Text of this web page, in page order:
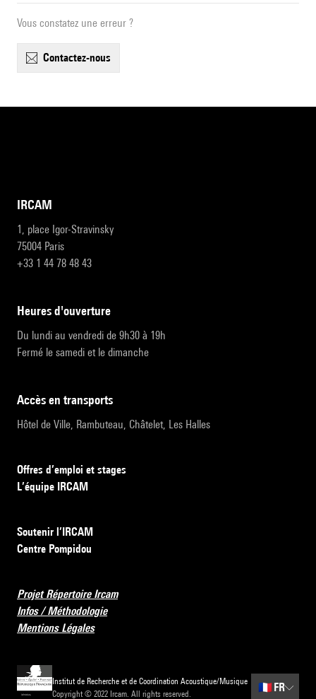
Vous constatez une erreur ?
contactez-nous
IRCAM
1, place Igor-Stravinsky
75004 Paris
+33 1 44 78 48 43
heures d'ouverture
Du lundi au vendredi de 9h30 à 19h
Fermé le samedi et le dimanche
accès en transports
Hôtel de Ville, Rambuteau, Châtelet, Les Halles
Offres d’emploi et stages
L’équipe IRCAM
Soutenir l’IRCAM
Centre Pompidou
Projet Répertoire Ircam
Infos / Méthodologie
Mentions Légales
Institut de Recherche et de Coordination Acoustique/Musique
Copyright © 2022 Ircam. All rights reserved.
🇫🇷 FR